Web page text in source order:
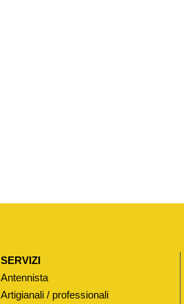
SERVIZI
Antennista
Artigianali / professionali